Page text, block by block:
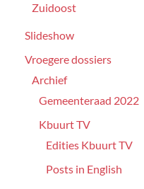
Zuidoost
Slideshow
Vroegere dossiers
Archief
Gemeenteraad 2022
Kbuurt TV
Edities Kbuurt TV
Posts in English